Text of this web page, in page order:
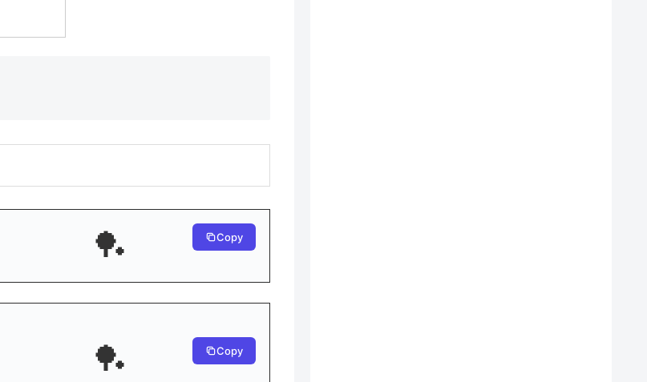
🏓 Copy
🏓 Copy